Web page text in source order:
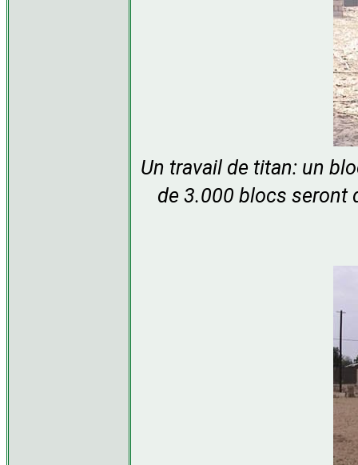
Un travail de titan: un
de 3.000 blocs seront